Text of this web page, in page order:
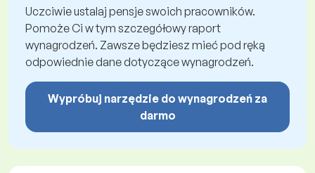
Uczciwie ustalaj pensje swoich pracowników.
Pomoże Ci w tym szczegółowy raport
wynagrodzeń. Zawsze będziesz mieć pod ręką
odpowiednie dane dotyczące wynagrodzeń.
Wypróbuj narzędzie do wynagrodzeń za
darmo